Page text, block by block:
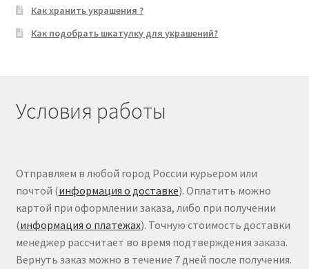
Как хранить украшения ?
Как подобрать шкатулку для украшений?
Условия работы
Отправляем в любой город России курьером или
почтой (информация о доставке). Оплатить можно
картой при оформлении заказа, либо при получении
(информация о платежах). Точную стоимость доставки
менеджер рассчитает во время подтверждения заказа.
Вернуть заказ можно в течение 7 дней после получения.